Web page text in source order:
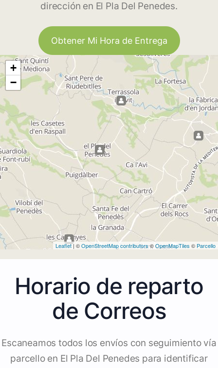
dirección en El Pla Del Penedes.
Obtener Mi Hora de Entrega
+
−
Leaflet| ©OpenStreetMap contributors©OpenMapTiles © Parcello
Horario de reparto
de Correos
Escaneamos todos los envíos con seguimiento vía
parcello en El Pla Del Penedes para identificar